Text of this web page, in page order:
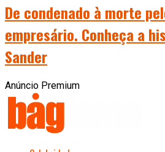
De condenado à morte
empresário. Conheça a
Sander
Anúncio Premium